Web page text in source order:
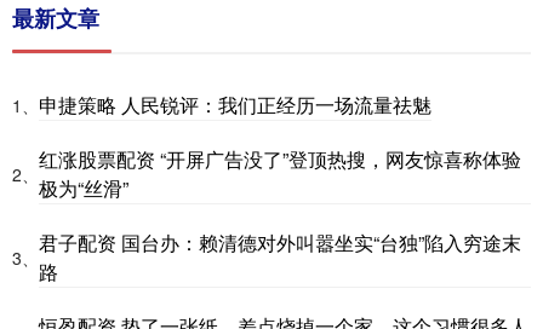
最新文章
1、 申捷策略 人民锐评：我们正经历一场流量祛魅
2、
红涨股票配资 “开屏广告没了”登顶热搜，网友惊喜称体验
极为“丝滑”
3、
君子配资 国台办：赖清德对外叫嚣坐实“台独”陷入穷途末
路